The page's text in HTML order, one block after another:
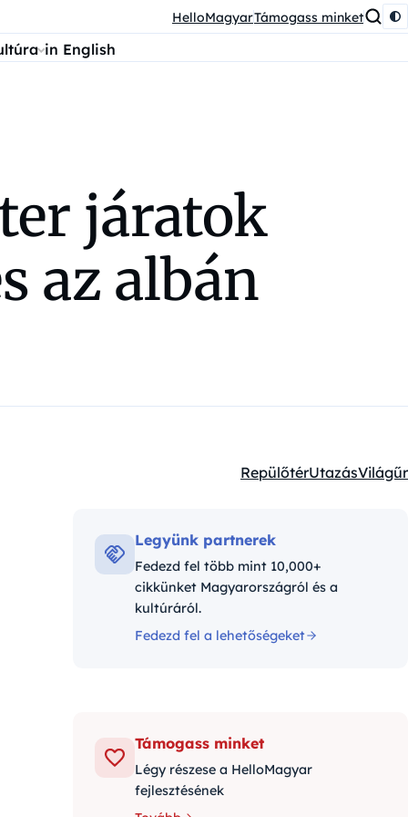
HelloMagyarTámogass minket
in English
járatok
az albán
Kategóriák:
RepülőtérUtazásVilágűr
Legyünk partnerek
Fedezd fel több mint 10,000+
cikkünket Magyarországról és a
kultúráról.
Fedezd fel a lehetőségeket
Támogass minket
Légy részese a HelloMagyar
fejlesztésének